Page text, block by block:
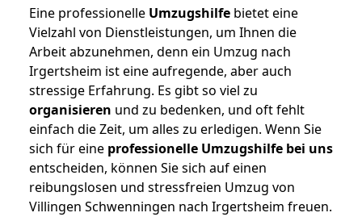
Eine professionelle Umzugshilfe bietet eine
Vielzahl von Dienstleistungen, um Ihnen die
Arbeit abzunehmen, denn ein Umzug nach
Irgertsheim ist eine aufregende, aber auch
stressige Erfahrung. Es gibt so viel zu
organisieren und zu bedenken, und oft fehlt
einfach die Zeit, um alles zu erledigen. Wenn Sie
sich für eine professionelle Umzugshilfe bei uns
entscheiden, können Sie sich auf einen
reibungslosen und stressfreien Umzug von
Villingen Schwenningen nach Irgertsheim freuen.